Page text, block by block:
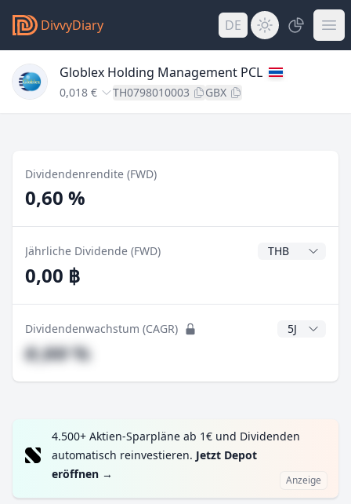
DivvyDiary DE
Globlex Holding Management PCL
0,018 € TH0798010003 GBX
Dividendenrendite (FWD)
0,60 %
Jährliche Dividende (FWD)
0,00 ฿
Dividendenwachstum (CAGR) CAGR Jahre
#,## %
4.500+ Aktien-Sparpläne ab 1€ und Dividenden
automatisch reinvestieren. Jetzt Depot
eröffnen → Anzeige